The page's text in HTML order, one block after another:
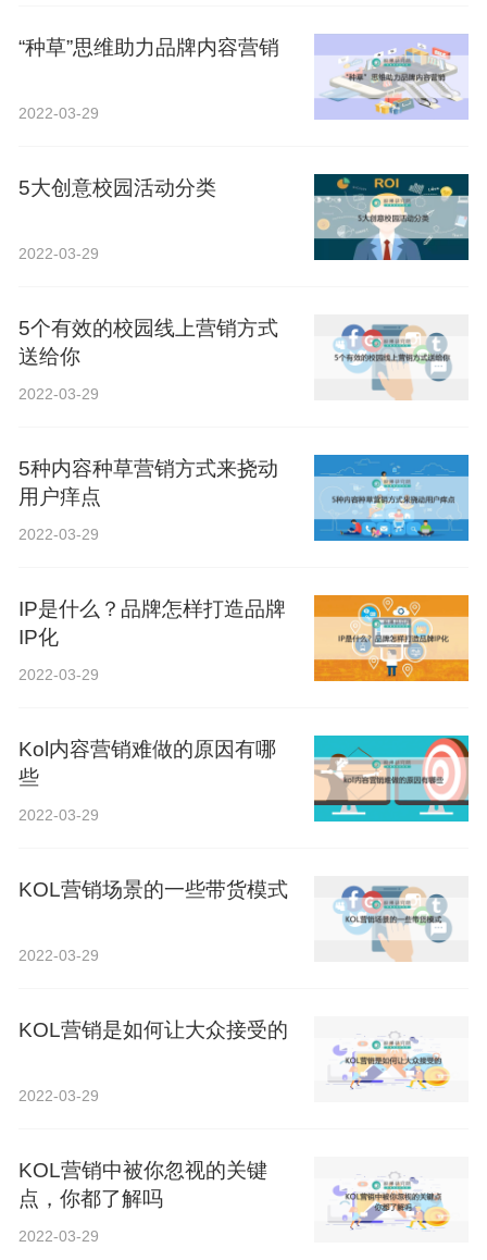
“种草”思维助力品牌内容营销
2022-03-29
5大创意校园活动分类
2022-03-29
5个有效的校园线上营销方式
送给你
2022-03-29
5种内容种草营销方式来挠动
用户痒点
2022-03-29
IP是什么？品牌怎样打造品牌
IP化
2022-03-29
Kol内容营销难做的原因有哪
些
2022-03-29
KOL营销场景的一些带货模式
2022-03-29
KOL营销是如何让大众接受的
2022-03-29
KOL营销中被你忽视的关键
点，你都了解吗
2022-03-29